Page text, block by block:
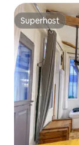
Superhost
Superhost